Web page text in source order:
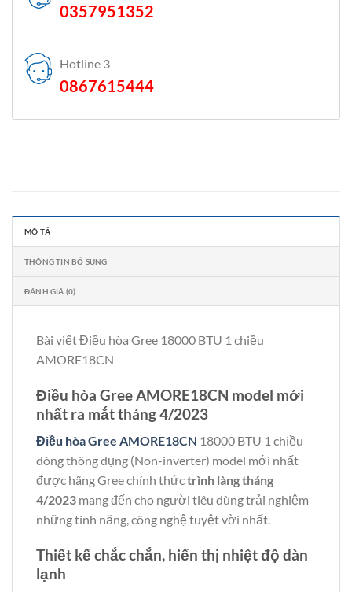
0357951352
Hotline 3
0867615444
MÔ TẢ
THÔNG TIN BỔ SUNG
ĐÁNH GIÁ (0)
Bài viết Điều hòa Gree 18000 BTU 1 chiều
AMORE18CN
Điều hòa Gree AMORE18CN model mới
nhất ra mắt tháng 4/2023
Điều hòa Gree AMORE18CN 18000 BTU 1 chiều
dòng thông dụng (Non-inverter) model mới nhất
được hãng Gree chính thứctrình làng tháng
4/2023 mang đến cho người tiêu dùng trải nghiệm
những tính năng, công nghệ tuyệt vời nhất.
Thiết kế chắc chắn, hiển thị nhiệt độ dàn
lạnh